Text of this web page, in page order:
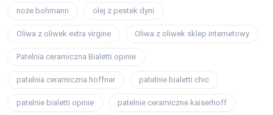
noże bohmann olej z pestek dyni
Oliwa z oliwek extra virgine Oliwa z oliwek sklep internetowy
Patelnia ceramiczna Bialetti opinie
patelnia ceramiczna hoffner patelnie bialetti chic
patelnie bialetti opinie patelnie ceramiczne kaiserhoff